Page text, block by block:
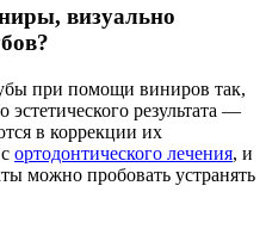
визуально
при помощи виниров так,
результата —
в коррекции их
ортодонтического лечения, и
можно пробовать устранять